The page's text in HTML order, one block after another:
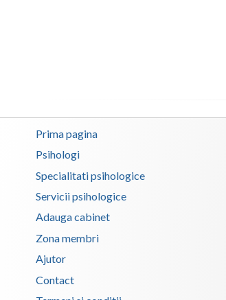
Prima pagina
Psihologi
Specialitati psihologice
Servicii psihologice
Adauga cabinet
Zona membri
Ajutor
Contact